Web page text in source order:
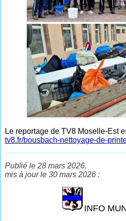
Le reportage de TV8 Moselle-Est
tv8.fr/bousbach-nettoyage-de-
Publié le 28 mars 2026,
mis à jour le 30 mars 2026 :
INFO